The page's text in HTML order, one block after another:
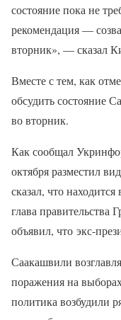
состояние пока не
рекомендация —
вторник», — сказал
Вместе с тем, как
обсудить состояние
во вторник.
Как сообщал
октября разместил
сказал, что
глава
объявил, что экс-
Саакашвили
поражения на
политика возбудили